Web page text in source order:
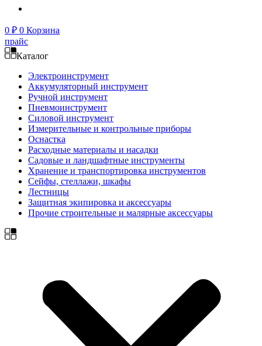
0 ₽ 0 Корзина
прайс
Каталог
Электроинструмент
Аккумуляторный инструмент
Ручной инструмент
Пневмоинструмент
Силовой инструмент
Измерительные и контрольные приборы
Оснастка
Расходные материалы и насадки
Садовые и ландшафтные инструменты
Хранение и транспортировка инструментов
Сейфы, стеллажи, шкафы
Лестницы
Защитная экипировка и аксессуары
Прочие строительные и малярные аксессуары